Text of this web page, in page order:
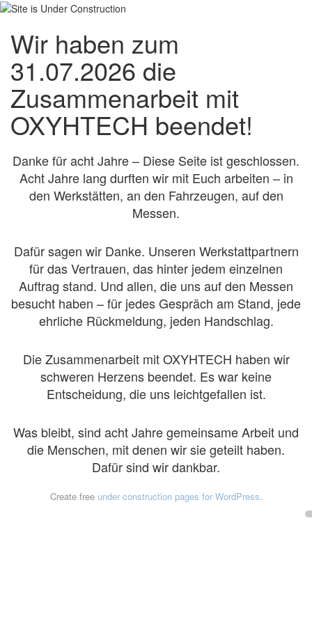
Wir haben zum
31.07.2026 die
Zusammenarbeit mit
OXYHTECH beendet!
Danke für acht Jahre – Diese Seite ist geschlossen.
Acht Jahre lang durften wir mit Euch arbeiten – in
den Werkstätten, an den Fahrzeugen, auf den
Messen.
Dafür sagen wir Danke. Unseren Werkstattpartnern
für das Vertrauen, das hinter jedem einzelnen
Auftrag stand. Und allen, die uns auf den Messen
besucht haben – für jedes Gespräch am Stand, jede
ehrliche Rückmeldung, jeden Handschlag.
Die Zusammenarbeit mit OXYHTECH haben wir
schweren Herzens beendet. Es war keine
Entscheidung, die uns leichtgefallen ist.
Was bleibt, sind acht Jahre gemeinsame Arbeit und
die Menschen, mit denen wir sie geteilt haben.
Dafür sind wir dankbar.
Create free under construction pages for WordPress.